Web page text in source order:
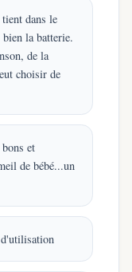
dans le
la batterie.
de la
choisir de
et
de bébé...un